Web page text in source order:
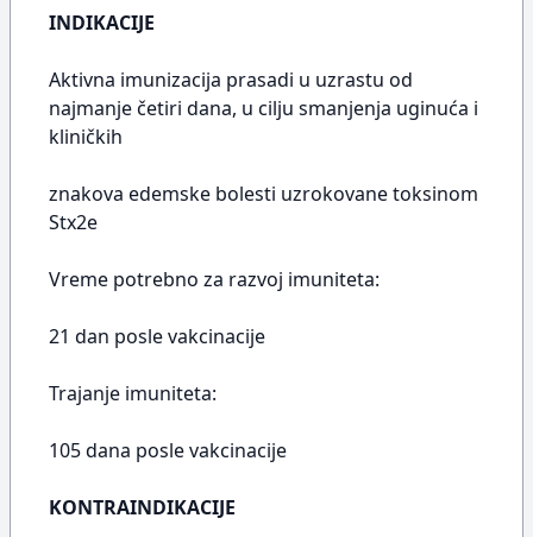
INDIKACIJE
Aktivna imunizacija prasadi u uzrastu od
najmanje četiri dana, u cilju smanjenja uginuća i
kliničkih
znakova edemske bolesti uzrokovane toksinom
Stx2e
Vreme potrebno za razvoj imuniteta:
21 dan posle vakcinacije
Trajanje imuniteta:
105 dana posle vakcinacije
KONTRAINDIKACIJE